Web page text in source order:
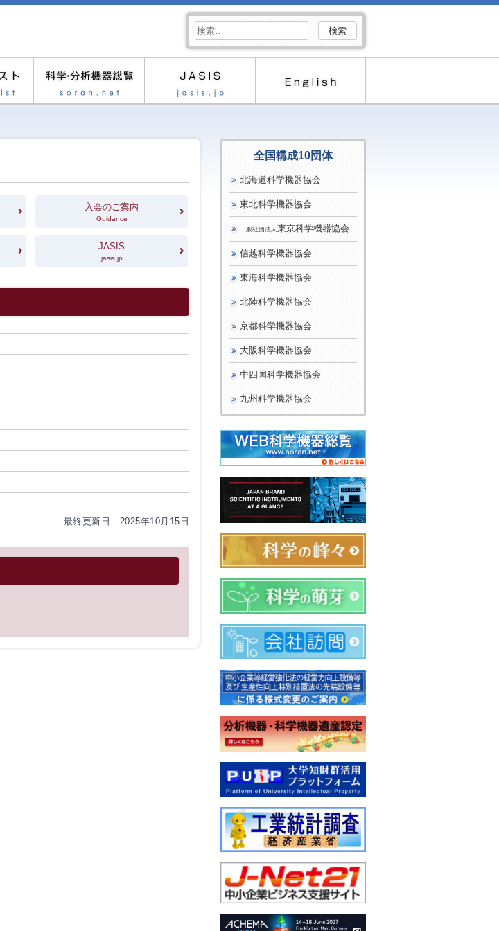
索:
入会のご案内
Guidance
JASIS
jasis.jp
最終更新日 : 2025年10月15日
全国構成10団体
北海道科学機器協会
東北科学機器協会
一般社団法人 東京科学機器協会
信越科学機器協会
東海科学機器協会
北陸科学機器協会
京都科学機器協会
大阪科学機器協会
中四国科学機器協会
九州科学機器協会